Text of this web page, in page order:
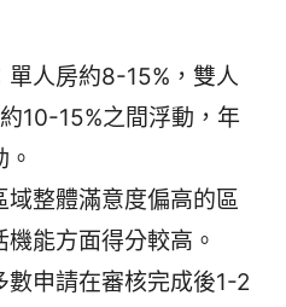
單人房約8-15%，雙人
10-15%之間浮動，年
域整體滿意度偏高的區
能方面得分較高。
數申請在審核完成後1-2